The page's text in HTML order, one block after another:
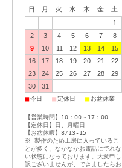
日 月 火 水 木 金
土
1
2
3 4 5 6 7
8
9
10 11 12 13 14
15
16
17 18 19 20 21
22
23
24 25 26 27 28
29
30
31
■今日 ■定休日 ■ お盆休業
【営業時間】10：00～17：00
【定休日】日、月曜日
【お盆休暇】8/13-15
※ 製作のため工房に入っているこ
とが多く、なかなかお電話にでれな
い状態になっております。大変申し
訳ございませんが、できましたらお